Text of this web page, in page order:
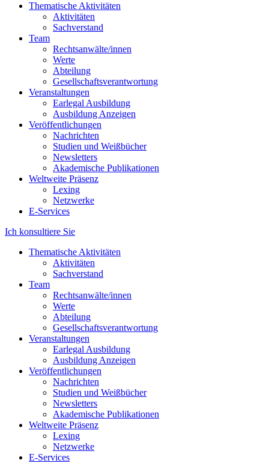
Thematische Aktivitäten
Aktivitäten
Sachverstand
Team
Rechtsanwälte/innen
Werte
Abteilung
Gesellschaftsverantwortung
Veranstaltungen
Earlegal Ausbildung
Ausbildung Anzeigen
Veröffentlichungen
Nachrichten
Studien und Weißbücher
Newsletters
Akademische Publikationen
Weltweite Präsenz
Lexing
Netzwerke
E-Services
Ich konsultiere Sie
Thematische Aktivitäten
Aktivitäten
Sachverstand
Team
Rechtsanwälte/innen
Werte
Abteilung
Gesellschaftsverantwortung
Veranstaltungen
Earlegal Ausbildung
Ausbildung Anzeigen
Veröffentlichungen
Nachrichten
Studien und Weißbücher
Newsletters
Akademische Publikationen
Weltweite Präsenz
Lexing
Netzwerke
E-Services